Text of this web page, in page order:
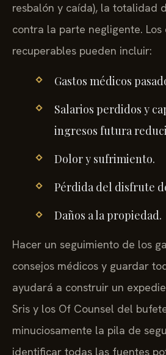
resbalón y caída), la totalidad
contra la parte negligente. Los
recuperables pueden incluir:
Gastos médicos
Salarios perdidos y
ingresos futura
Dolor y sufrimiento.
Pérdida del disfrute
Daños a la propiedad.
Hacer un seguimiento de los
consejos médicos y guardar
ayudará a construir un
Sris y los Of Counsel del
minuciosamente la pila de
identificar todas las fuentes